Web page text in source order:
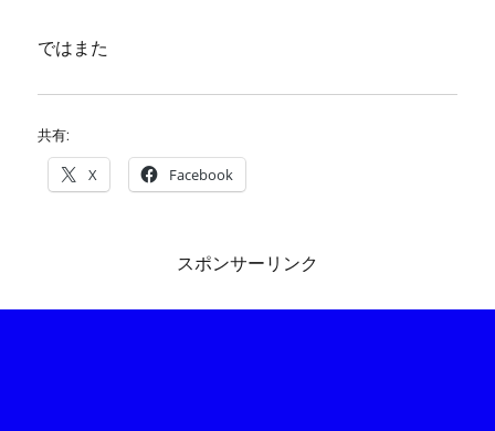
ではまた
共有:
X Facebook
スポンサーリンク